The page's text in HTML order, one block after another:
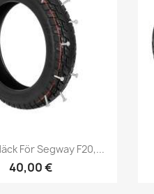
Snabbvy
För Segway F20,...
40,00 €